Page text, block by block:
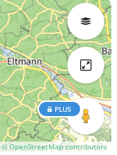
© OpenStreetMap contributors
PLUS